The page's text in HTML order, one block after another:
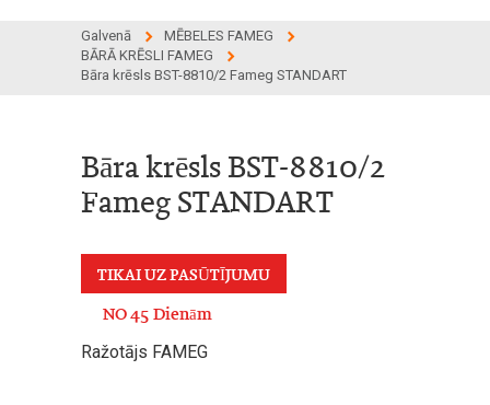
Galvenā
MĒBELES FAMEG
BĀRĀ KRĒSLI FAMEG
Bāra krēsls BST-8810/2 Fameg STANDART
Bāra krēsls BST-8810/2
Fameg STANDART
TIKAI UZ PASŪTĪJUMU
NO 45 Dienām
Ražotājs FAMEG